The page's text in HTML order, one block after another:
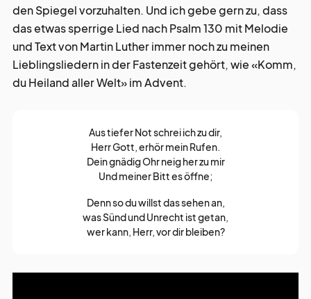
den Spiegel vorzuhalten. Und ich gebe gern zu, dass
das etwas sperrige Lied nach Psalm 130 mit Melodie
und Text von Martin Luther immer noch zu meinen
Lieblingsliedern in der Fastenzeit gehört, wie «Komm,
du Heiland aller Welt» im Advent.
Aus tiefer Not schrei ich zu dir,
Herr Gott, erhör mein Rufen.
Dein gnädig Ohr neig her zu mir
Und meiner Bitt es öffne;
Denn so du willst das sehen an,
was Sünd und Unrecht ist getan,
wer kann, Herr, vor dir bleiben?